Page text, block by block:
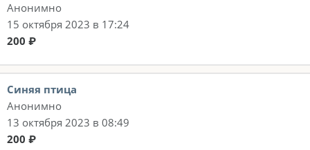
Анонимно
15 октября 2023 в 17:24
200 ₽
Синяя птица
Анонимно
13 октября 2023 в 08:49
200 ₽